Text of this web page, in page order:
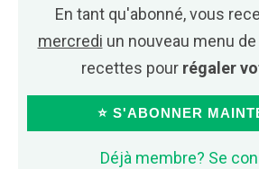
En tant qu'abonné, vous
mercredi un nouveau menu
recettes pour régaler
⭐ S'ABONNER
Déjà membre? Se